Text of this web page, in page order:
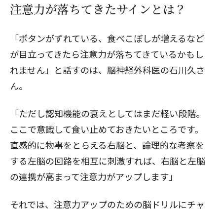
注意力が落ちてきたサインとは？
「ボタンがずれている、食べこぼしが増えるなど
が目立ってきたら注意力が落ちてきているかもし
れません」と話すのは、脳神経外科医の石川久さ
ん。
「ただし認知機能の衰えとしてはまだ軽い段階。
ここで意識して食い止めておきたいところです。
直感的に物事をとらえる右脳と、論理的な考察を
する左脳の回路を相互に刺激すれば、右脳と左脳
の連携が高まって注意力がアップします」
それでは、注意力アップのための脳ドリルにチャ